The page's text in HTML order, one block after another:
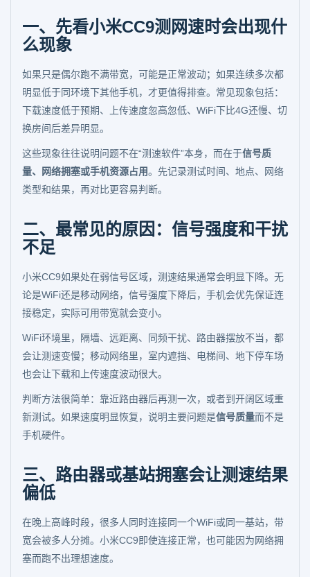
一、先看小米CC9测网速时会出现什
么现象
如果只是偶尔跑不满带宽，可能是正常波动；如果连续多次都
明显低于同环境下其他手机，才更值得排查。常见现象包括：
下载速度低于预期、上传速度忽高忽低、WiFi下比4G还慢、切
换房间后差异明显。
这些现象往往说明问题不在“测速软件”本身，而在于信号质
量、网络拥塞或手机资源占用。先记录测试时间、地点、网络
类型和结果，再对比更容易判断。
二、最常见的原因：信号强度和干扰
不足
小米CC9如果处在弱信号区域，测速结果通常会明显下降。无
论是WiFi还是移动网络，信号强度下降后，手机会优先保证连
接稳定，实际可用带宽就会变小。
WiFi环境里，隔墙、远距离、同频干扰、路由器摆放不当，都
会让测速变慢；移动网络里，室内遮挡、电梯间、地下停车场
也会让下载和上传速度波动很大。
判断方法很简单：靠近路由器后再测一次，或者到开阔区域重
新测试。如果速度明显恢复，说明主要问题是信号质量而不是
手机硬件。
三、路由器或基站拥塞会让测速结果
偏低
在晚上高峰时段，很多人同时连接同一个WiFi或同一基站，带
宽会被多人分摊。小米CC9即使连接正常，也可能因为网络拥
塞而跑不出理想速度。